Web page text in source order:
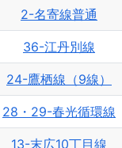
2-名寄線普通
36-江丹別線
24-鷹栖線（9線）
28・29-春光循環線
13-末広10丁目線